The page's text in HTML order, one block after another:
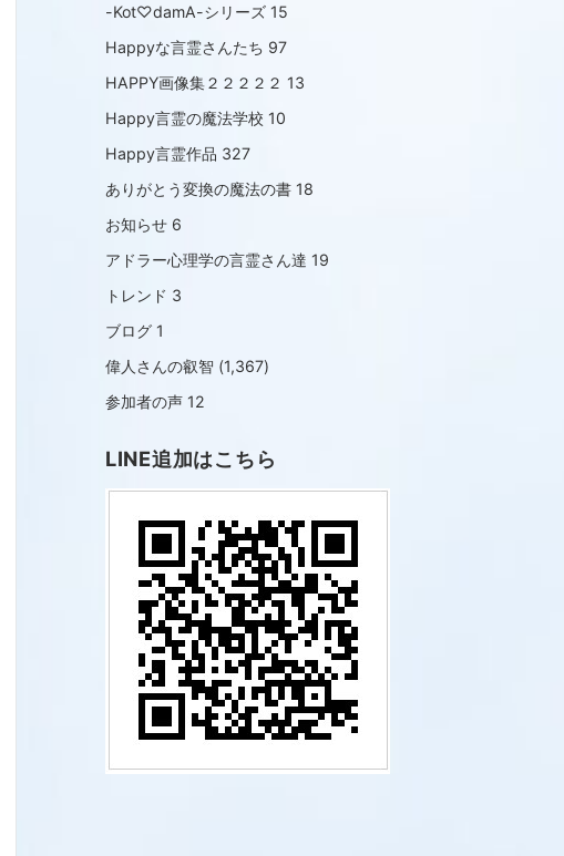
-Kot♡damA-シリーズ 15
Happyな言霊さんたち 97
HAPPY画像集２２２２２ 13
Happy言霊の魔法学校 10
Happy言霊作品 327
ありがとう変換の魔法の書 18
お知らせ 6
アドラー心理学の言霊さん達 19
トレンド 3
ブログ 1
偉人さんの叡智 (1,367)
参加者の声 12
LINE追加はこちら